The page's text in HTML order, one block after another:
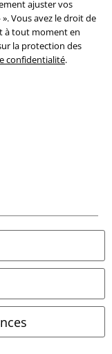
ajuster vos
Vous avez le droit de
à tout moment en
la protection des
confidentialité.